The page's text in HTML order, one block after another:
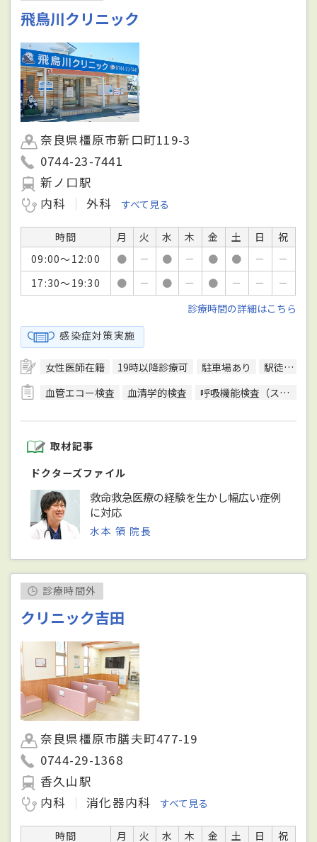
飛鳥川クリニック
奈良県橿原市新口町119-3
0744-23-7441
新ノ口駅
内科
外科 すべて見る
時間 月 火 水 木 金 土 日
祝
09:00～12:00
● － ● － ● ● －
－
17:30～19:30
● － ● － ● － －
－
診療時間の詳細はこちら
感染症対策実施
女性医師在籍 19時以降診療可 駐車場あり
駅徒歩5分圏内
血管エコー検査
血清学的検査 呼吸機能検査（スパイロメトリー）
取材記事
ドクターズファイル
救命救急医療の経験を生かし幅広い症例
に対応
水本 領 院長
診療時間外
クリニック吉田
奈良県橿原市膳夫町477-19
0744-29-1368
香久山駅
内科
消化器内科 すべて見る
時間 月 火 水 木 金 土 日 祝